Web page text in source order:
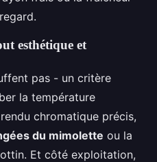
esthétique et
pas - un critère
la température
chromatique précis,
du mimolette ou la
Et côté exploitation,